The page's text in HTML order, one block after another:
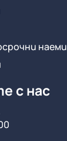
наеми
с нас